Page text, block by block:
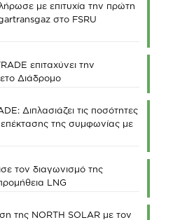
με επιτυχία την πρώτη
στο FSRU
επιταχύνει την
Διάδρομο
Διπλασιάζει τις ποσότητες
της συμφωνίας με
τον διαγωνισμό της
LNG
της NORTH SOLAR με τον